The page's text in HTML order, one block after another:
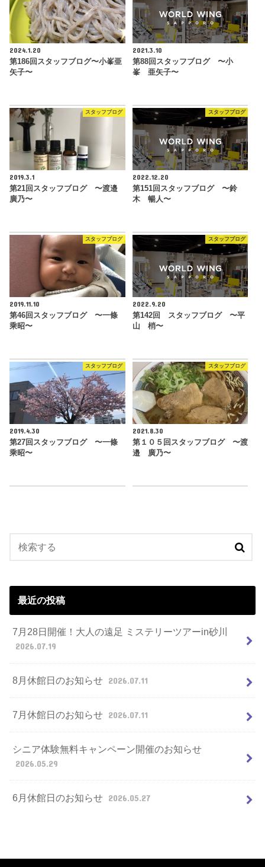
2024.1.20
第186回スタッフブログ〜小峯亜
矢子〜
2021.3.10
第88回スタッフブログ 〜小
峯 亜矢子〜
スタッフブログ
2019.3.1
第21回スタッフブログ 〜渡邉
廣乃〜
スタッフブログ
2022.12.20
第151回スタッフブログ 〜鈴
木 暢人〜
スタッフブログ
2019.11.10
第46回スタッフブログ 〜一條
乘昭〜
スタッフブログ
2022.9.20
第142回 スタッフブログ 〜平
山 梢〜
スタッフブログ
2019.4.30
第27回スタッフブログ 〜一條
乘昭〜
スタッフブログ
2021.8.30
第１０５回スタッフブログ 〜渡
邉 廣乃〜
最近の投稿
7月28日開催！大人の遠足 ミステリーツアーin砂川
2026.07.19
8月休館日のお知らせ 2026.07.11
7月休館日のお知らせ 2026.07.11
シニア体験無料キャンペーン開催のお知らせ
2026.05.29
6月休館日のお知らせ 2026.05.27